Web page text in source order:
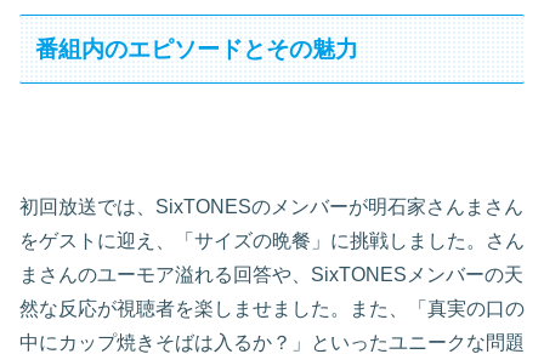
番組内のエピソードとその魅力
初回放送では、SixTONESのメンバーが明石家さんまさん
をゲストに迎え、「サイズの晩餐」に挑戦しました。さん
まさんのユーモア溢れる回答や、SixTONESメンバーの天
然な反応が視聴者を楽しませました。また、「真実の口の
中にカップ焼きそばは入るか？」といったユニークな問題